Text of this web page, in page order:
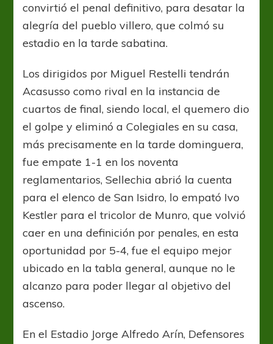
convirtió el penal definitivo, para desatar la
alegría del pueblo villero, que colmó su
estadio en la tarde sabatina.
Los dirigidos por Miguel Restelli tendrán
Acasusso como rival en la instancia de
cuartos de final, siendo local, el quemero dio
el golpe y eliminó a Colegiales en su casa,
más precisamente en la tarde dominguera,
fue empate 1-1 en los noventa
reglamentarios, Sellechia abrió la cuenta
para el elenco de San Isidro, lo empató Ivo
Kestler para el tricolor de Munro, que volvió
caer en una definición por penales, en esta
oportunidad por 5-4, fue el equipo mejor
ubicado en la tabla general, aunque no le
alcanzo para poder llegar al objetivo del
ascenso.
En el Estadio Jorge Alfredo Arín, Defensores